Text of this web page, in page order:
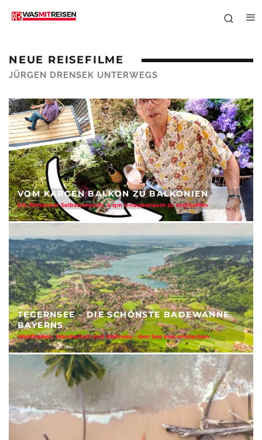
NEUE REISEFILME
JÜRGEN DRENSEK UNTERWEGS
KÖNIGLICH KUREN IN KARLSBAD UND
MARIENBAD
Blubbernde Brunnen, Bäder und Besserverdiener
KANAREN – SLOW CRUISING
Entschleunigt unterwegs mit der Vasco da Gama